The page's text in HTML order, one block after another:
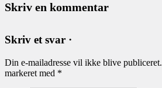
Skriv en kommentar
Skriv et svar ·
Din e-mailadresse vil ikke blive publiceret.
markeret med *